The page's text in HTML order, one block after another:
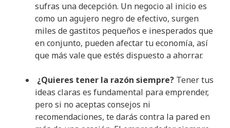
sufras una decepción. Un negocio al inicio es
como un agujero negro de efectivo, surgen
miles de gastitos pequeños e inesperados que
en conjunto, pueden afectar tu economía, así
que más vale que estés dispuesto a ahorrar.
¿Quieres tener la razón siempre? Tener tus
ideas claras es fundamental para emprender,
pero si no aceptas consejos ni
recomendaciones, te darás contra la pared en